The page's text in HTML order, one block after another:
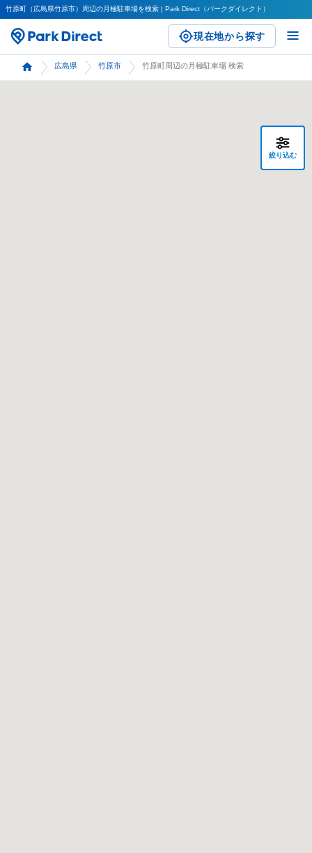
竹原町（広島県竹原市）周辺の月極駐車場を検索 | Park Direct（パークダイレクト）
現在地から探す
広島県 竹原市 竹原町周辺の月極駐車場 検索
絞り込む